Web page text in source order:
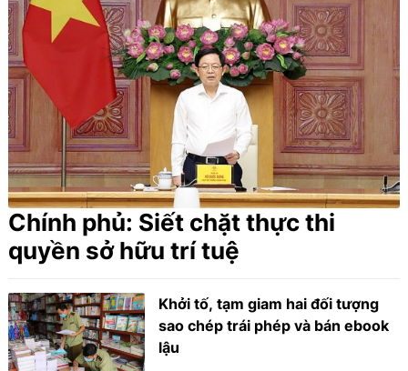
Chính phủ: Siết chặt thực thi
quyền sở hữu trí tuệ
Khởi tố, tạm giam hai đối tượng
sao chép trái phép và bán ebook
lậu